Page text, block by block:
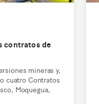
contratos de
mineras y,
cuatro Contratos
Moquegua,